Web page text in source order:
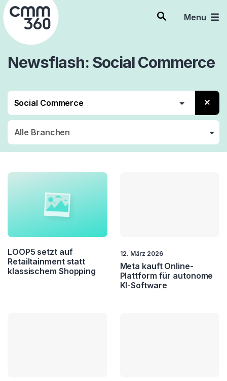
Skip
to
content
Menu
Newsflash Social Commerce
Social Media
Social Selling
LOOP5 setzt auf
Retailtainment statt
klassischem Shopping
12. März 2026
Meta kauft Online-
Plattform für autonome
KI-Software